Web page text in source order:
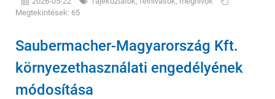
Megtekintések: 65
Saubermacher-Magyarország Kft.
környezethasználati engedélyének
módosítása